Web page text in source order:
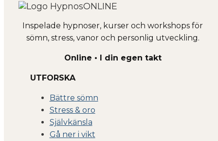
Inspelade hypnoser, kurser och workshops för
sömn, stress, vanor och personlig utveckling.
Online • I din egen takt
UTFORSKA
Bättre sömn
Stress & oro
Självkänsla
Gå ner i vikt